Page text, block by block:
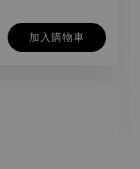
加入購物車